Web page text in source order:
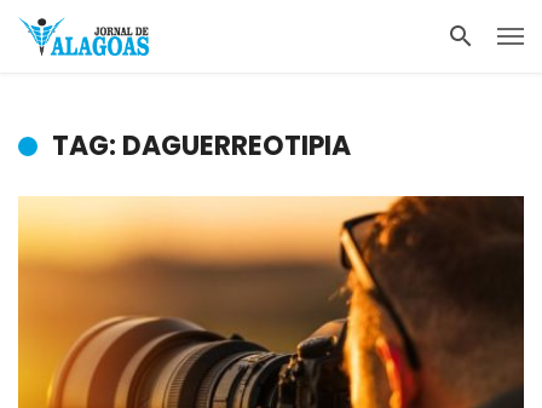
TAG: DAGUERREOTIPIA